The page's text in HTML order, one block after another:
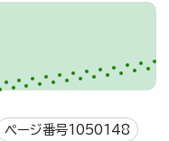
ページ番号1050148